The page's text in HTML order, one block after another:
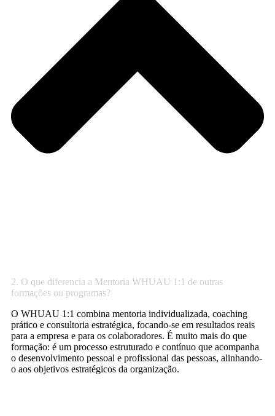
2. O que diferencia a Mentoria WHUAU 1:1 de outras
formações ou programas?
O WHUAU 1:1 combina mentoria individualizada, coaching
prático e consultoria estratégica, focando-se em resultados reais
para a empresa e para os colaboradores. É muito mais do que
formação: é um processo estruturado e contínuo que acompanha
o desenvolvimento pessoal e profissional das pessoas, alinhando-
o aos objetivos estratégicos da organização.